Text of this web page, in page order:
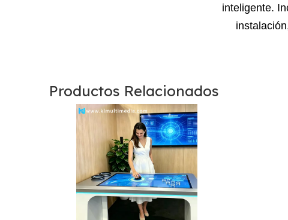
inteligente.
Productos Relacionados